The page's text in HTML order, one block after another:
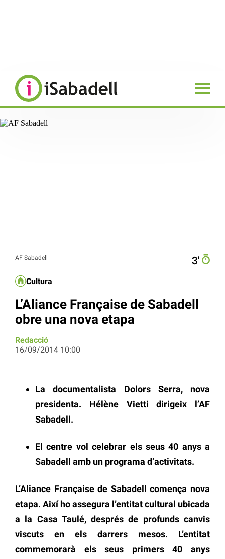
AF Sabadell 3′
Cultura
L’Aliance Française de Sabadell
obre una nova etapa
Redacció
16/09/2014 10:00
La documentalista Dolors Serra, nova
presidenta. Hélène Vietti dirigeix l’AF
Sabadell.
El centre vol celebrar els seus 40 anys a
Sabadell amb un programa d’activitats.
L’Aliance Française de Sabadell comença nova
etapa. Així ho assegura l’entitat cultural ubicada
a la Casa Taulé, després de profunds canvis
viscuts en els darrers mesos. L’entitat
commemorarà els seus primers 40 anys